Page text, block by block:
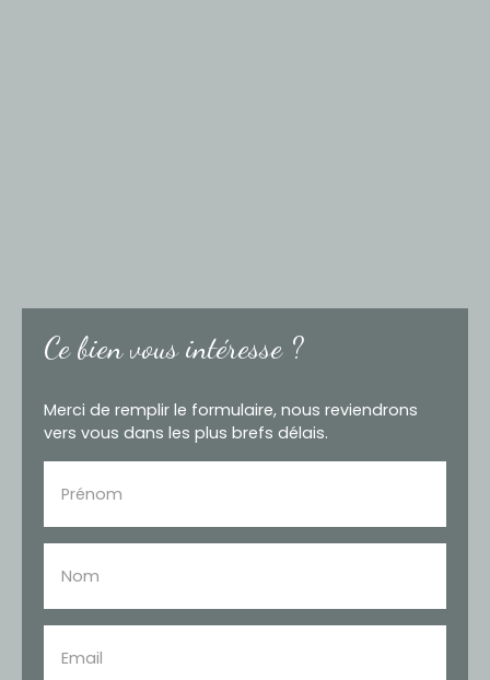
Ce bienvous intéresse ?
Merci de remplir le formulaire, nous reviendrons
vers vous dans les plus brefs délais.
Prénom
Nom
Email